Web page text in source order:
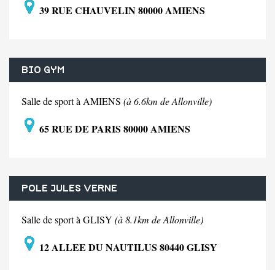
39 RUE CHAUVELIN 80000 AMIENS
BIO GYM
Salle de sport à AMIENS (à 6.6km de Allonville)
65 RUE DE PARIS 80000 AMIENS
POLE JULES VERNE
Salle de sport à GLISY (à 8.1km de Allonville)
12 ALLEE DU NAUTILUS 80440 GLISY